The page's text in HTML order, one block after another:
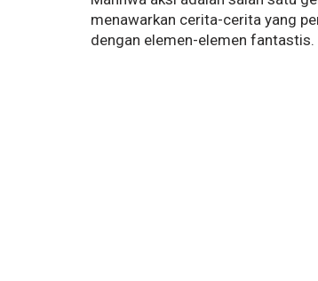
menawarkan cerita-cerita yang
dengan elemen-elemen fantastis.